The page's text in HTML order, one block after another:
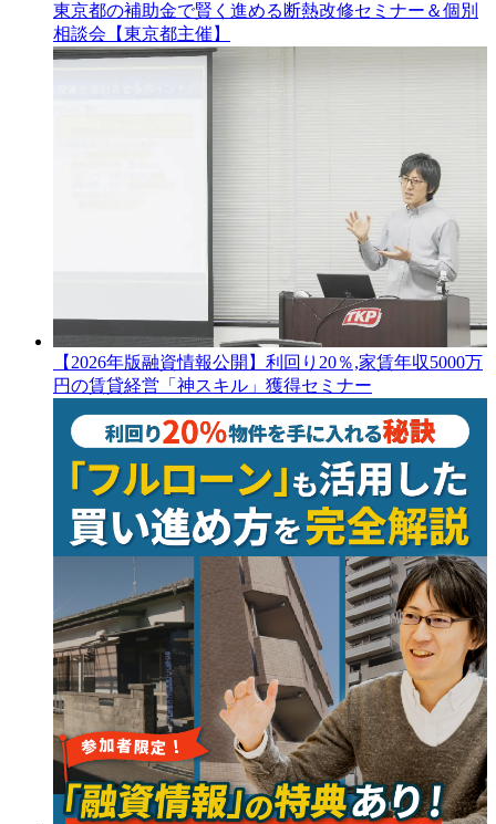
東京都の補助金で賢く進める断熱改修セミナー＆個別
相談会【東京都主催】
【2026年版融資情報公開】利回り20％,家賃年収5000万
円の賃貸経営「神スキル」獲得セミナー